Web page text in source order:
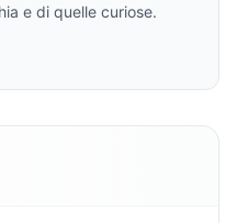
e di quelle curiose.